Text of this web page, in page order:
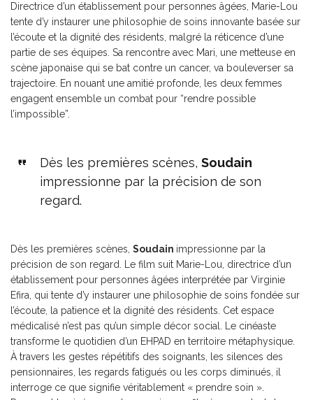
Directrice d’un établissement pour personnes âgées, Marie-Lou
tente d’y instaurer une philosophie de soins innovante basée sur
l’écoute et la dignité des résidents, malgré la réticence d’une
partie de ses équipes. Sa rencontre avec Mari, une metteuse en
scène japonaise qui se bat contre un cancer, va bouleverser sa
trajectoire. En nouant une amitié profonde, les deux femmes
engagent ensemble un combat pour “rendre possible
l’impossible”.
Dès les premières scènes, Soudain
impressionne par la précision de son
regard.
Dès les premières scènes, Soudain impressionne par la
précision de son regard. Le film suit Marie-Lou, directrice d’un
établissement pour personnes âgées interprétée par Virginie
Efira, qui tente d’y instaurer une philosophie de soins fondée sur
l’écoute, la patience et la dignité des résidents. Cet espace
médicalisé n’est pas qu’un simple décor social. Le cinéaste
transforme le quotidien d’un EHPAD en territoire métaphysique.
À travers les gestes répétitifs des soignants, les silences des
pensionnaires, les regards fatigués ou les corps diminués, il
interroge ce que signifie véritablement « prendre soin ».